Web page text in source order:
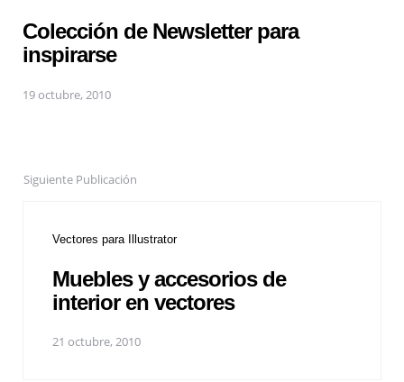
Colección de Newsletter para
inspirarse
19 octubre, 2010
Siguiente Publicación
Vectores para Illustrator
Muebles y accesorios de
interior en vectores
21 octubre, 2010